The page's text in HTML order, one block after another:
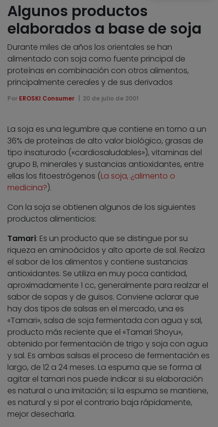
Algunos productos
elaborados a base de soja
Durante miles de años los orientales se han
alimentado con soja como fuente principal de
proteínas en combinación con otros alimentos,
principalmente cereales y de sus derivados
Por EROSKI Consumer 20 de julio de 2001
La soja es una legumbre que contiene en torno a un
36% de proteínas de alto valor biológico, grasas de
tipo insaturado («cardiosaludables»), vitaminas del
grupo B, minerales y sustancias antioxidantes, entre
ellas los fitoestrógenos (La soja, ¿alimento o
medicina?).
Con la soja se obtienen algunos de los siguientes
productos alimenticios:
Tamari: Es un producto que se distingue por su
riqueza en aminoácidos y alto aporte de sal. Realza
el sabor de los alimentos y contiene sustancias
antioxidantes. Se utiliza en muy poca cantidad,
aproximadamente 1 cc, generalmente para realzar el
sabor de sopas y de guisos. Conviene aclarar que
hay dos tipos de salsas en el mercado, una es
«Tamari», salsa de soja fermentada con agua y sal,
producto más reciente que el «Tamari Shoyu»,
obtenido por fermentación de trigo y soja con agua
y sal. Es ambas salsas el proceso de fermentación es
largo, de 12 a 24 meses. La espuma que se forma al
agitar el tamari nos puede indicar si su elaboración
es natural o una imitación; si la espuma se mantiene,
es natural y si por el contrario baja rápidamente,
mejor desecharla.